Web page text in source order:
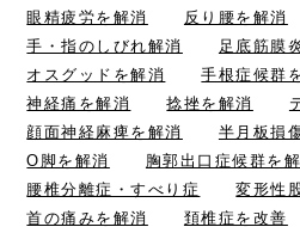
眼精疲労を解消
反り腰を解消
手・指のしびれ解消
足底筋膜
オスグッドを解消
手根症候群
神経痛を解消
捻挫を解消
顔面神経麻痺を解消
半月板損
O脚を解消
胸郭出口症候群を
腰椎分離症・すべり症
変形性
首の痛みを解消
頚椎症を改善